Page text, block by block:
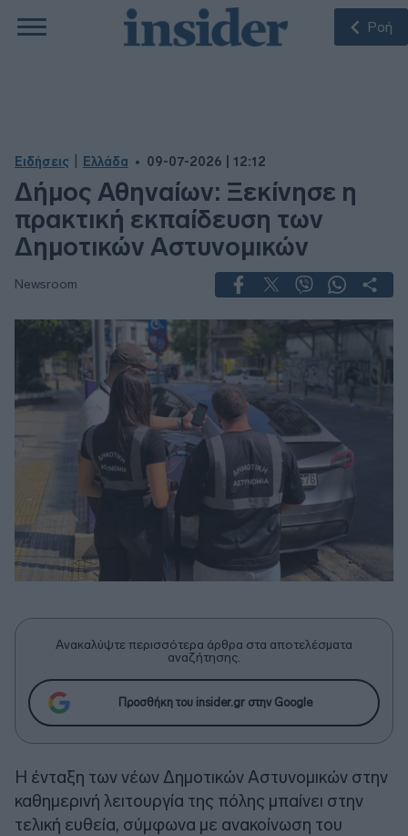
Ροή
Ειδήσεις Ελλάδα 09-07-2026 | 12:12
Δήμος Αθηναίων: Ξεκίνησε η
πρακτική εκπαίδευση των
Δημοτικών Αστυνομικών
Newsroom
Ανακαλύψτε περισσότερα άρθρα στα αποτελέσματα
αναζήτησης.
Προσθήκη του insider.gr στην Google
Η ένταξη των νέων Δημοτικών Αστυνομικών στην
καθημερινή λειτουργία της πόλης μπαίνει στην
τελική ευθεία, σύμφωνα με ανακοίνωση του